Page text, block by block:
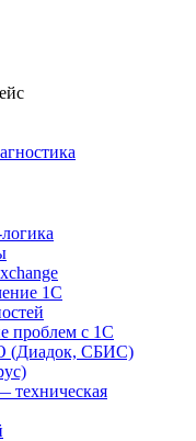
1С
проблем с 1С
(Диадок, СБИС)